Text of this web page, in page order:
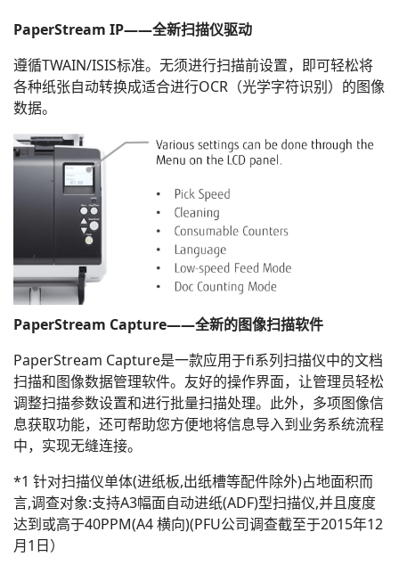
PaperStream IP——全新扫描仪驱动
遵循TWAIN/ISIS标准。无须进行扫描前设置，即可轻松将
各种纸张自动转换成适合进行OCR（光学字符识别）的图像
数据。
PaperStream Capture——全新的图像扫描软件
PaperStream Capture是一款应用于fi系列扫描仪中的文档
扫描和图像数据管理软件。友好的操作界面，让管理员轻松
调整扫描参数设置和进行批量扫描处理。此外，多项图像信
息获取功能，还可帮助您方便地将信息导入到业务系统流程
中，实现无缝连接。
*1 针对扫描仪单体(进纸板,出纸槽等配件除外)占地面积而
言,调查对象:支持A3幅面自动进纸(ADF)型扫描仪,并且度度
达到或高于40PPM(A4 横向)(PFU公司调查截至于2015年12
月1日）